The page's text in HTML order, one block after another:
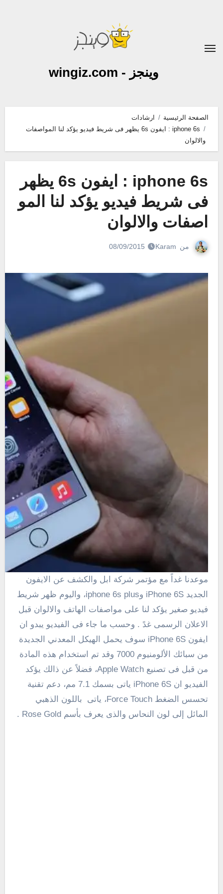
وينجز - wingiz.com
الصفحة الرئيسية
ارشادات
iphone 6s : ايفون 6s يظهر فى شريط فيديو يؤكد لنا المواصفات
والالوان
iphone 6s : ايفون 6s يظهر
فى شريط فيديو يؤكد لنا المو
اصفات والالوان
من Karam
08/09/2015
موعدنا غداً مع مؤتمر شركة ابل والكشف عن الايفون
الجديد iPhone 6S وiphone 6s plus، واليوم ظهر شريط
فيديو صغير يؤكد لنا على مواصفات الهاتف والالوان قبل
الاعلان الرسمى غدً . وحسب ما جاء فى الفيديو يبدو ان
ايفون iPhone 6S سوف يحمل الهيكل المعدني الجديدة
من سبائك الألومنيوم 7000 وقد تم استخدام هذه المادة
من قبل فى تصنيع Apple Watch، فضلاً عن ذالك يؤكد
الفيديو ان iPhone 6S ياتى بسمك 7.1 مم، دعم تقنية
تحسس الضغط Force Touch، ياتى باللون الذهبي
المائل إلى لون النحاس والذى يعرف بأسم Rose Gold .